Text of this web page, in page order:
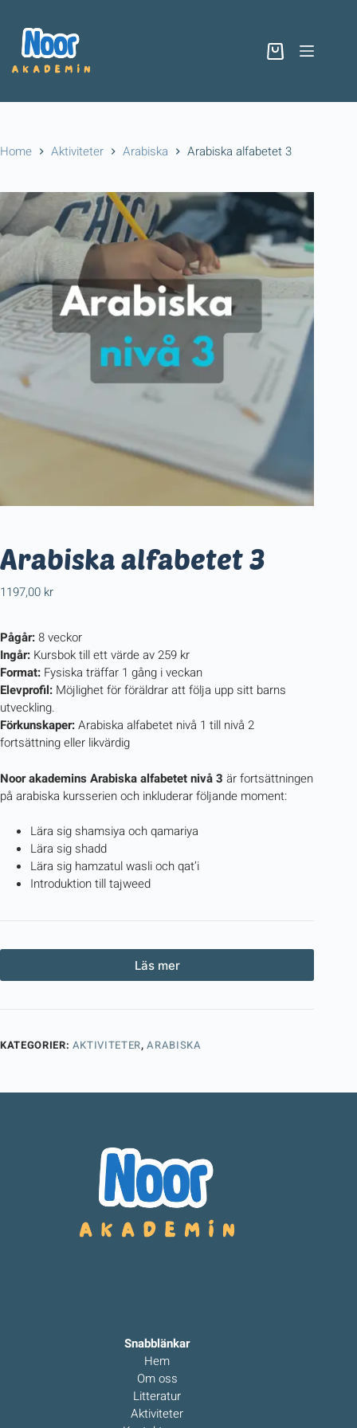
Home Aktiviteter Arabiska Arabiska alfabetet 3
Arabiska alfabetet 3
1197,00 kr
Pågår:8 veckor
Ingår: Kursbok till ett värde av 259 kr
Format: Fysiska träffar 1 gång i veckan
Elevprofil: Möjlighet för föräldrar att följa upp sitt barns
utveckling.
Förkunskaper:Arabiska alfabetet nivå 1 till nivå 2
fortsättning eller likvärdig
Noor akademins Arabiska alfabetet nivå 3 är fortsättningen
på arabiska kursserien och inkluderar följande moment:
Lära sig shamsiya och qamariya
Lära sig shadd
Lära sig hamzatul wasli och qat’i
Introduktion till tajweed
Läs mer
KATEGORIER: AKTIVITETER,ARABISKA
Snabblänkar
Hem
Om oss
Litteratur
Aktiviteter